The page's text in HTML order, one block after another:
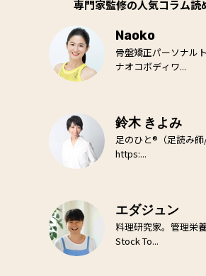
専門家監修の人気コラム読
Naoko
骨盤矯正パーソナル
ナオコボディワ...
鈴木 きよみ
足のひと®（足読み師
https:...
エダジュン
料理研究家。管理栄
Stock To...